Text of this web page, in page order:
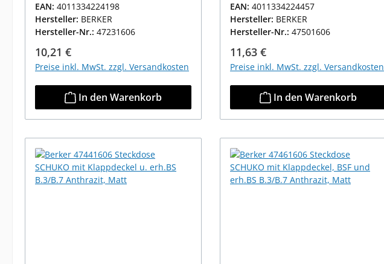
EAN: 4011334224198
Hersteller: BERKER
Hersteller-Nr.: 47231606
Regulärer Preis:
10,21 €
Preise inkl. MwSt. zzgl. Versandkosten
In den Warenkorb
EAN: 4011334224457
Hersteller: BERKER
Hersteller-Nr.: 47501606
Regulärer Preis:
11,63 €
Preise inkl. MwSt. zzgl. Versandkosten
In den Warenkorb